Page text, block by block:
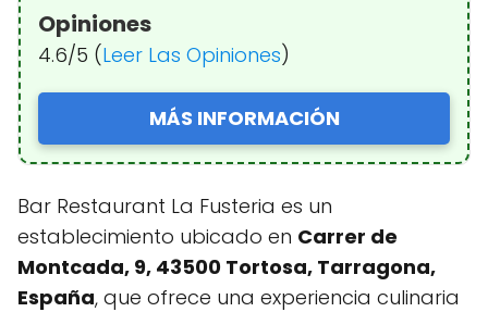
Opiniones
4.6/5 (Leer Las Opiniones)
MÁS INFORMACIÓN
Bar Restaurant La Fusteria es un
establecimiento ubicado en Carrer de
Montcada, 9, 43500 Tortosa, Tarragona,
España, que ofrece una experiencia culinaria